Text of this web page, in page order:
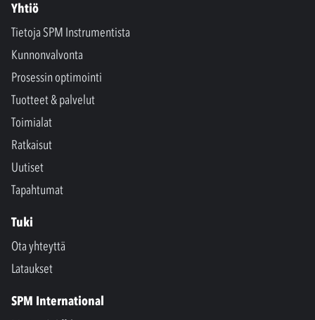
Yhtiö
Tietoja SPM Instrumentista
Kunnonvalvonta
Prosessin optimointi
Tuotteet & palvelut
Toimialat
Ratkaisut
Uutiset
Tapahtumat
Tuki
Ota yhteyttä
Lataukset
SPM International